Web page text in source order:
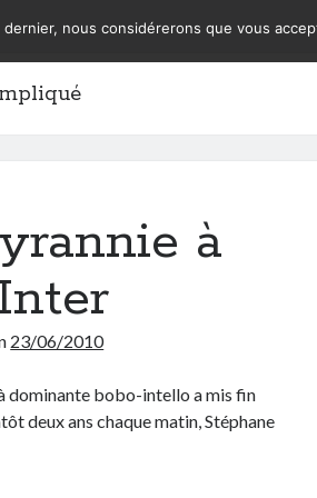
à
23/06/2010
dominante bobo-intello a mis fin
deux ans chaque matin, Stéphane
nous considérerons que vous